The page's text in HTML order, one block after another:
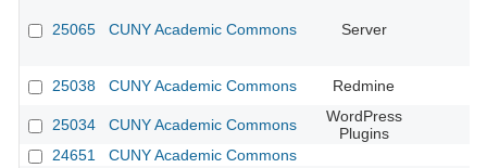
25065 CUNY Academic Commons Server
25038 CUNY Academic Commons Redmine
25034 CUNY Academic Commons
WordPress
Plugins
24651
CUNY Academic Commons